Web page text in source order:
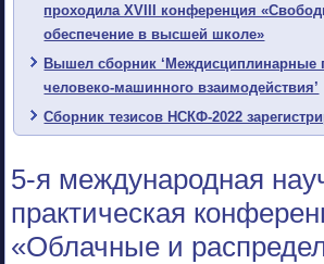
проходила XVIII конференция
обеспечение в высшей школе»
Вышел сборник ‘Междисциплинарные
человеко-машинного взаимодействия’
Сборник тезисов НСКФ-2022
5-я международная
практическая
«Облачные и